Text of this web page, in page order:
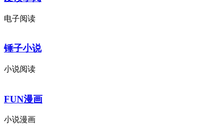
电子阅读
锤子小说
小说阅读
FUN漫画
小说漫画